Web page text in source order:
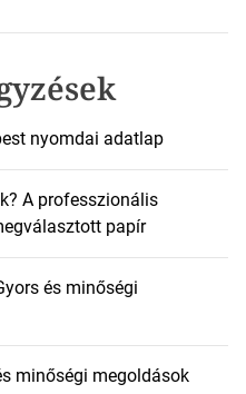
nyomdai adatlap
A professzionális
papír
és minőségi
minőségi megoldások